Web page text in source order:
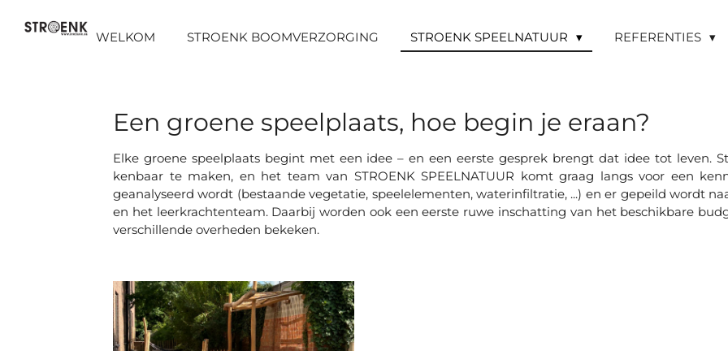
direct
WELKOM STROENK BOOMVERZORGING STROENK SPEELNATUUR REFERENTIES
Een groene speelplaats, hoe begin je eraan?
Elke groene speelplaats begint met een idee – en een eerste gesprek brengt dat idee tot leven.
kenbaar te maken, en het team van STROENK SPEELNATUUR komt graag langs voor een
geanalyseerd wordt (bestaande vegetatie, speelelementen, waterinfiltratie, ...) en er gepeild wordt
en het leerkrachtenteam. Daarbij worden ook een eerste ruwe inschatting van het beschikbare
verschillende overheden bekeken.